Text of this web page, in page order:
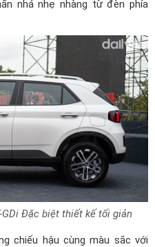
nhá nhẹ nhàng từ đèn phía
GDi Đặc biệt thiết kế tối giản
chiếu hậu cùng màu sắc với